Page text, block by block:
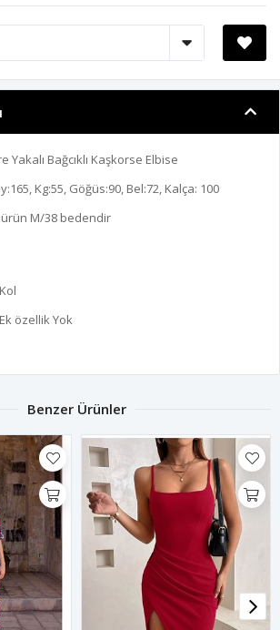
Yakalı Bağcıklı Kaşkorse Elbise
Kg:55, Göğüs:90, Bel:72, Kalça: 100
M/38 bedendir
özellik Yok
Benzer Ürünler